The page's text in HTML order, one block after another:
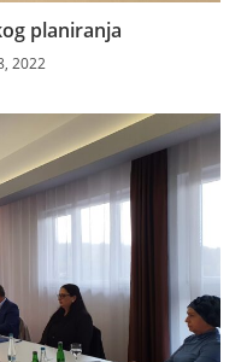
planiranja
2022